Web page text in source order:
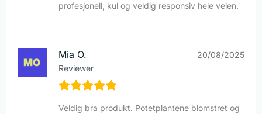
profesjonell, kul og veldig responsiv hele veien.
Mia O.
Reviewer
20/08/2025
Veldig bra produkt. Potetplantene blomstret og